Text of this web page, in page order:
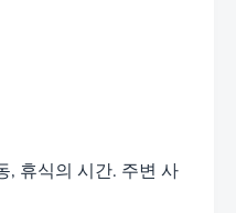
, 휴식의 시간. 주변 사